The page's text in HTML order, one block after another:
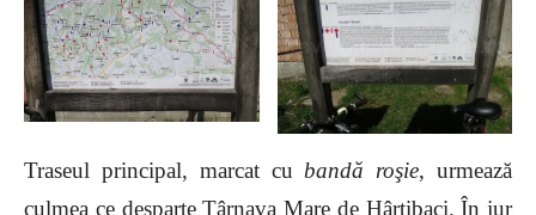
Traseul principal, marcat cubandă roşie, urmează
culmea ce desparte Târnava Mare de Hârtibaci. În jur